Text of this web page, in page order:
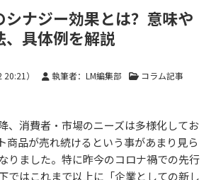
シナジー効果とは？意味や
、具体例を解説
20:21 ） 執筆者：LM編集部
コラム記事
、消費者・市場のニーズは多様化してお
商品が売れ続けるという事があまり見ら
りました。特に昨今のコロナ禍での先行
ではこれまで以上に「企業としての新し